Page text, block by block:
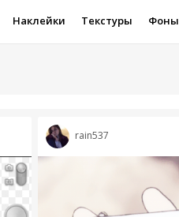
Наклейки Текстуры Фоны
rain537